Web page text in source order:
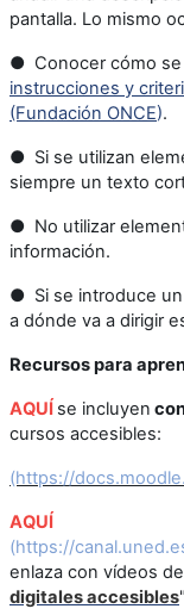
pantalla. Lo mismo
● Conocer cómo se
instrucciones y
(Fundación ONCE).
● Si se utilizan
siempre un texto
● No utilizar
información.
● Si se introduce
a dónde va a dirigir
Recursos para
AQUÍ se incluyen
cursos accesibles:
(https://
AQUÍ
(https://
enlaza con vídeos
digitales accesibles"